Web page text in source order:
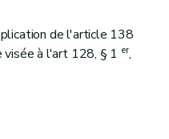
de l'article 138
visée à l'art 128, § 1 er,